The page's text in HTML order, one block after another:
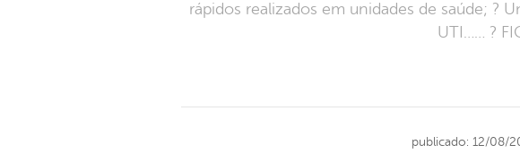
rápidos realizados em unidades de saúde;
UTI…… ?
publicado: 12/08/